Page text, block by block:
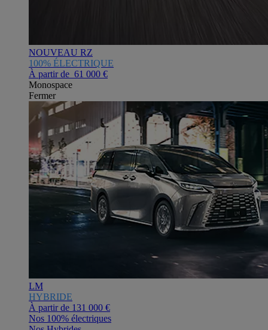
NOUVEAU RZ
100% ÉLECTRIQUE
À partir de 61 000 €
Monospace
Fermer
LM
HYBRIDE
À partir de 131 000 €
Nos 100% électriques